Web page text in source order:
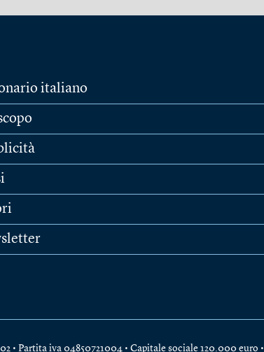
italiano
• Partita iva 04850721004 • Capitale sociale 120.000 euro •